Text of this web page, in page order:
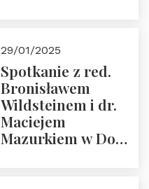
29/01/2025
Spotkanie z red.
Bronisławem
Wildsteinem i dr.
Maciejem
Mazurkiem w Domu